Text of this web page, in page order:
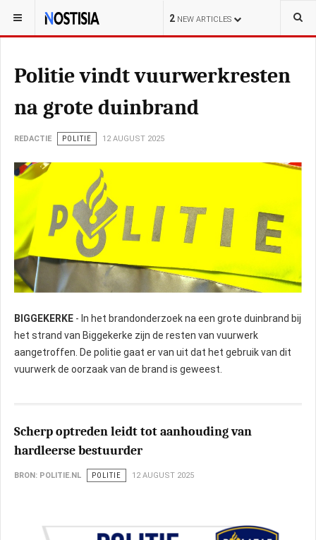
2 NEW ARTICLES
YOU ARE HERE: NEDERLAND
Politie vindt vuurwerkresten
na grote duinbrand
REDACTIE POLITIE 12 AUGUST 2025
BIGGEKERKE - In het brandonderzoek na een grote duinbrand bij
het strand van Biggekerke zijn de resten van vuurwerk
aangetroffen. De politie gaat er van uit dat het gebruik van dit
vuurwerk de oorzaak van de brand is geweest.
Scherp optreden leidt tot aanhouding van
hardleerse bestuurder
BRON: POLITIE.NL POLITIE 12 AUGUST 2025